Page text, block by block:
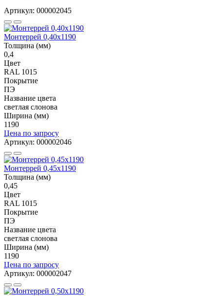
Артикул: 000002045
Монтеррей 0,40х1190
Толщина (мм)
0,4
Цвет
RAL 1015
Покрытие
ПЭ
Название цвета
светлая слонова
Ширина (мм)
1190
Цена по запросу
Артикул: 000002046
Монтеррей 0,45х1190
Толщина (мм)
0,45
Цвет
RAL 1015
Покрытие
ПЭ
Название цвета
светлая слонова
Ширина (мм)
1190
Цена по запросу
Артикул: 000002047